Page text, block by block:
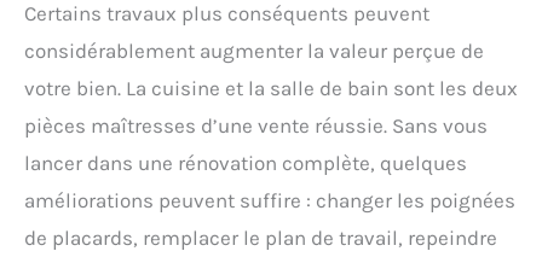
Certains travaux plus conséquents peuvent
considérablement augmenter la valeur perçue de
votre bien. La cuisine et la salle de bain sont les deux
pièces maîtresses d’une vente réussie. Sans vous
lancer dans une rénovation complète, quelques
améliorations peuvent suffire : changer les poignées
de placards, remplacer le plan de travail, repeindre